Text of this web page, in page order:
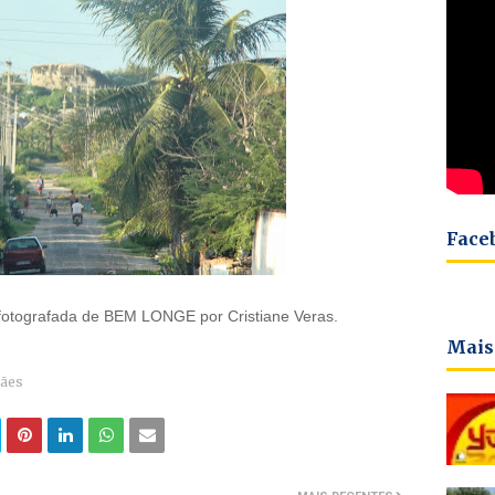
de BEM LONGE por Cristiane Veras.